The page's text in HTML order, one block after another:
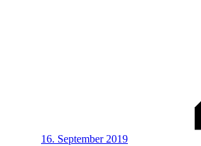
16. September 2019